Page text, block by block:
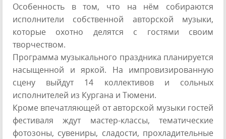
Особенность в том, что на нём собираются
исполнители собственной авторской музыки,
которые охотно делятся с гостями своим
творчеством.
Программа музыкального праздника планируется
насыщенной и яркой. На импровизированную
сцену выйдут 14 коллективов и сольных
исполнителей из Кургана и Тюмени.
Кроме впечатляющей от авторской музыки гостей
фестиваля ждут мастер-классы, тематические
фотозоны, сувениры, сладости, прохладительные